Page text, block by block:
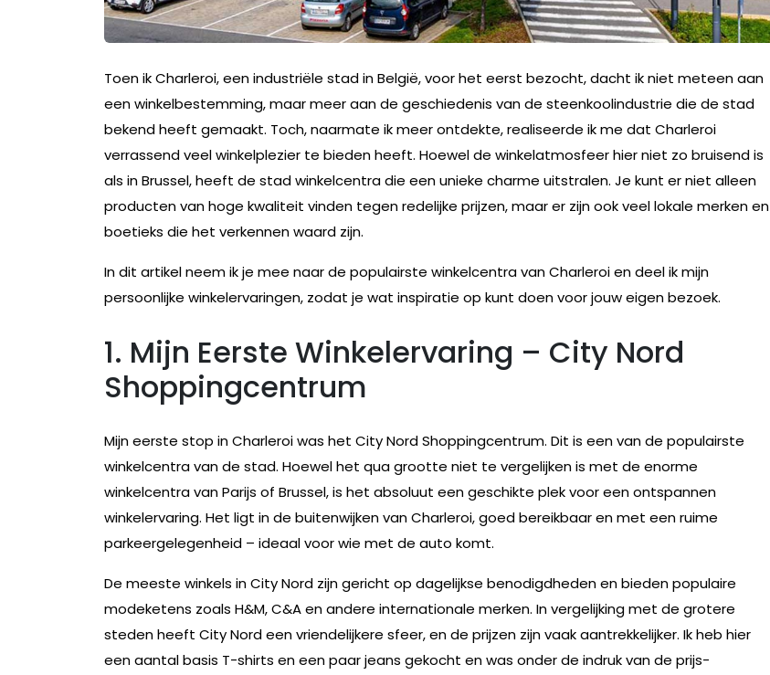
Toen ik Charleroi, een industriële stad in België, voor het eerst bezocht, dacht ik niet meteen aan
een winkelbestemming, maar meer aan de geschiedenis van de steenkoolindustrie die de stad
bekend heeft gemaakt. Toch, naarmate ik meer ontdekte, realiseerde ik me dat Charleroi
verrassend veel winkelplezier te bieden heeft. Hoewel de winkelatmosfeer hier niet zo bruisend is
als in Brussel, heeft de stad winkelcentra die een unieke charme uitstralen. Je kunt er niet alleen
producten van hoge kwaliteit vinden tegen redelijke prijzen, maar er zijn ook veel lokale merken en
boetieks die het verkennen waard zijn.
In dit artikel neem ik je mee naar de populairste winkelcentra van Charleroi en deel ik mijn
persoonlijke winkelervaringen, zodat je wat inspiratie op kunt doen voor jouw eigen bezoek.
1. Mijn Eerste Winkelervaring – City Nord
Shoppingcentrum
Mijn eerste stop in Charleroi was het City Nord Shoppingcentrum. Dit is een van de populairste
winkelcentra van de stad. Hoewel het qua grootte niet te vergelijken is met de enorme
winkelcentra van Parijs of Brussel, is het absoluut een geschikte plek voor een ontspannen
winkelervaring. Het ligt in de buitenwijken van Charleroi, goed bereikbaar en met een ruime
parkeergelegenheid – ideaal voor wie met de auto komt.
De meeste winkels in City Nord zijn gericht op dagelijkse benodigdheden en bieden populaire
modeketens zoals H&M, C&A en andere internationale merken. In vergelijking met de grotere
steden heeft City Nord een vriendelijkere sfeer, en de prijzen zijn vaak aantrekkelijker. Ik heb hier
een aantal basis T-shirts en een paar jeans gekocht en was onder de indruk van de prijs-